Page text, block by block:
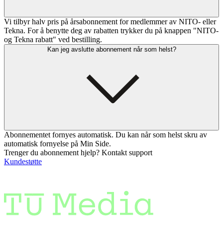
Vi tilbyr halv pris på årsabonnement for medlemmer av NITO- eller
Tekna. For å benytte deg av rabatten trykker du på knappen "NITO-
og Tekna rabatt" ved bestilling.
Kan jeg avslutte abonnement når som helst?
Abonnementet fornyes automatisk. Du kan når som helst skru av
automatisk fornyelse på Min Side.
Trenger du abonnement hjelp? Kontakt support
Kundestøtte